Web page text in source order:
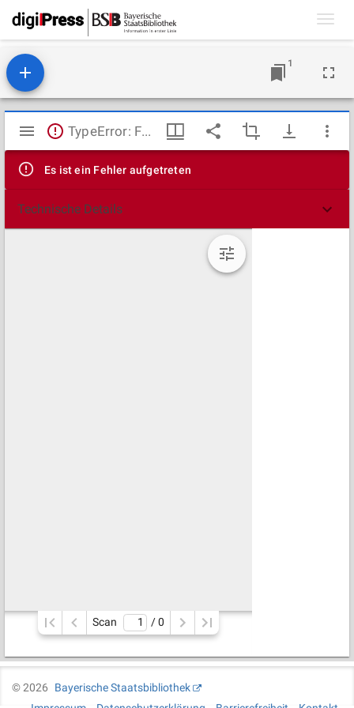
1
Mirador
Viewer
TypeError: Failed to fetch
Es ist ein Fehler aufgetreten
Technische Details
Scan / 0
©2026
Bayerische Staatsbibliothek